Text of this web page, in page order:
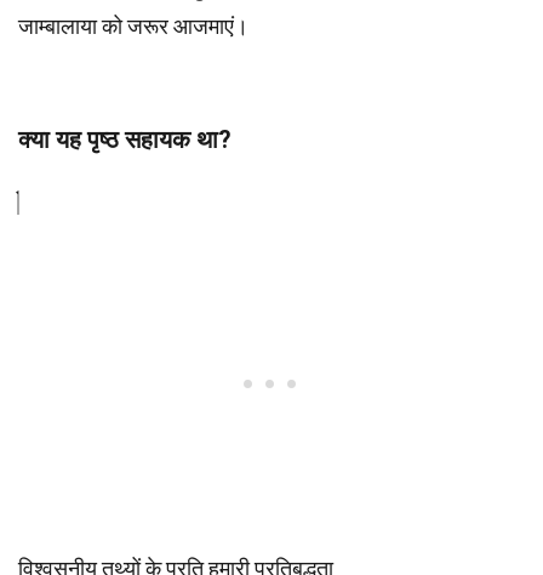
जाम्बालाया को जरूर आजमाएं।
क्या यह पृष्ठ सहायक था?
विश्वसनीय तथ्यों के प्रति हमारी प्रतिबद्धता